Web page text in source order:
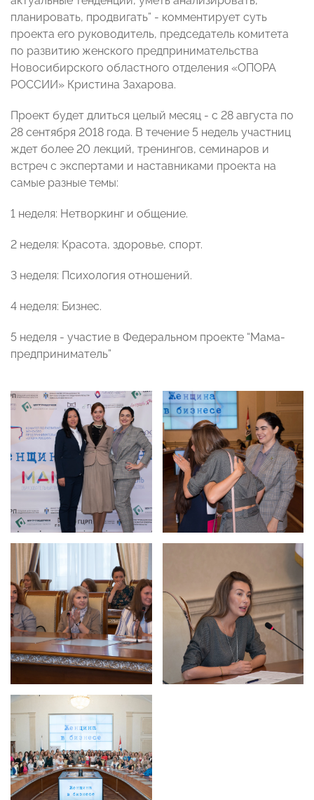
планировать, продвигать” - комментирует суть
проекта его руководитель, председатель комитета
по развитию женского предпринимательства
Новосибирского областного отделения «ОПОРА
РОССИИ» Кристина Захарова.
Проект будет длиться целый месяц - с 28 августа по
28 сентября 2018 года. В течение 5 недель участниц
ждет более 20 лекций, тренингов, семинаров и
встреч с экспертами и наставниками проекта на
самые разные темы:
1 неделя: Нетворкинг и общение.
2 неделя: Красота, здоровье, спорт.
3 неделя: Психология отношений.
4 неделя: Бизнес.
5 неделя - участие в Федеральном проекте “Мама-
предприниматель”